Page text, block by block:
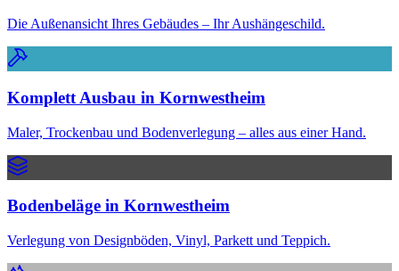
Die Außenansicht Ihres Gebäudes – Ihr Aushängeschild.
Komplett Ausbau in Kornwestheim
Maler, Trockenbau und Bodenverlegung – alles aus einer Hand.
Bodenbeläge in Kornwestheim
Verlegung von Designböden, Vinyl, Parkett und Teppich.